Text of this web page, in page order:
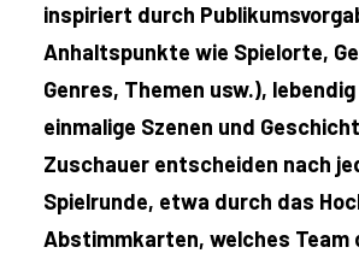
inspiriert durch
Anhaltspunkte wie Spielorte,
Genres, Themen usw.),
einmalige Szenen und
Zuschauer entscheiden nach
Spielrunde, etwa durch das
Abstimmkarten, welches Team